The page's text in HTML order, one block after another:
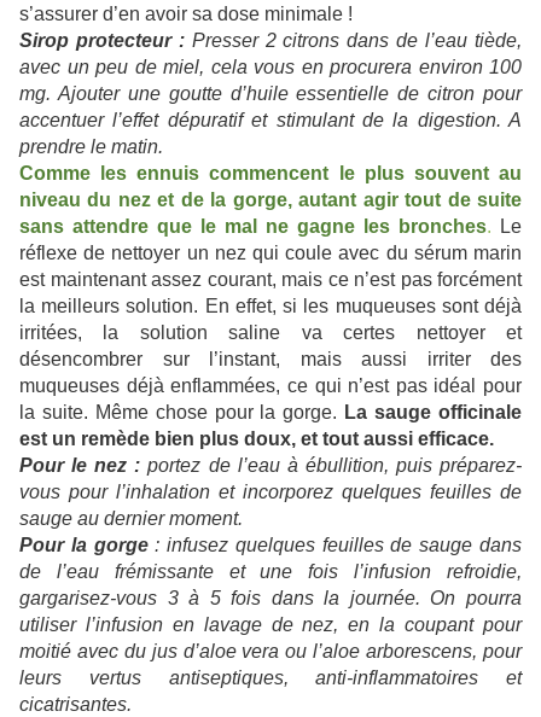
s’assurer d’en avoir sa dose minimale !
Sirop protecteur : Presser 2 citrons dans de l’eau tiède,
avec un peu de miel, cela vous en procurera environ 100
mg. Ajouter une goutte d’huile essentielle de citron pour
accentuer l’effet dépuratif et stimulant de la digestion. A
prendre le matin.
Comme les ennuis commencent le plus souvent au
niveau du nez et de la gorge, autant agir tout de suite
sans attendre que le mal ne gagne les bronches. Le
réflexe de nettoyer un nez qui coule avec du sérum marin
est maintenant assez courant, mais ce n’est pas forcément
la meilleurs solution. En effet, si les muqueuses sont déjà
irritées, la solution saline va certes nettoyer et
désencombrer sur l’instant, mais aussi irriter des
muqueuses déjà enflammées, ce qui n’est pas idéal pour
la suite. Même chose pour la gorge. La sauge officinale
est un remède bien plus doux, et tout aussi efficace.
Pour le nez :portez de l’eau à ébullition, puis préparez-
vous pour l’inhalation et incorporez quelques feuilles de
sauge au dernier moment.
Pour la gorge: infusez quelques feuilles de sauge dans
de l’eau frémissante et une fois l’infusion refroidie,
gargarisez-vous 3 à 5 fois dans la journée. On pourra
utiliser l’infusion en lavage de nez, en la coupant pour
moitié avec du jus d’aloe vera ou l’aloe arborescens, pour
leurs vertus antiseptiques, anti-inflammatoires et
cicatrisantes.